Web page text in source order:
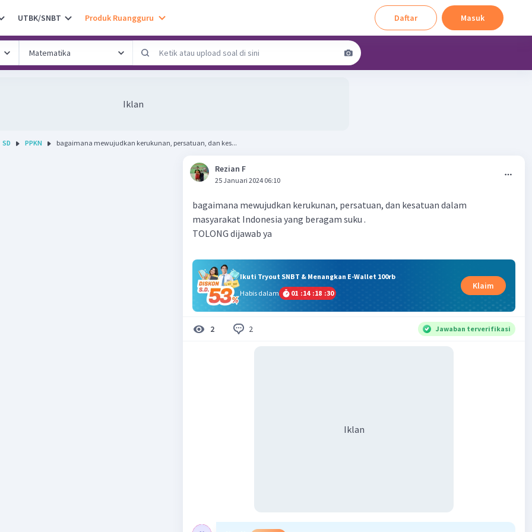
UTBK/SNBT Produk Ruangguru Daftar Masuk
Iklan
SD PPKN bagaimana mewujudkan kerukunan, persatuan, dan kes...
Rezian F
25 Januari 2024 06:10
bagaimana mewujudkan kerukunan, persatuan, dan kesatuan dalam
masyarakat Indonesia yang beragam suku .
TOLONG dijawab ya
Ikuti Tryout SNBT & Menangkan E-Wallet 100rb
Habis dalam
01 :14 :18 :29
Klaim
2 2 Jawaban terverifikasi
Iklan